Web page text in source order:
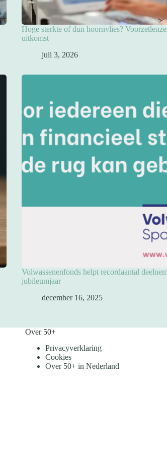
Hoge sterkte of dun hoornvlies?
uitkomst
juli 3, 2026
Volwassenenfonds helpt recordaantal
jubileumjaar
december 16, 2025
Over 50+
Privacyverklaring
Cookies
Over 50+ in Nederland